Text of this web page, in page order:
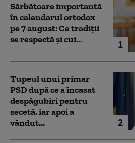
1
Sărbătoare importantă
în calendarul ortodox
pe 7 august: Ce tradiții
se respectă și cui...
2
Tupeul unui primar
PSD după ce a încasat
despăgubiri pentru
secetă, iar apoi a
vândut...